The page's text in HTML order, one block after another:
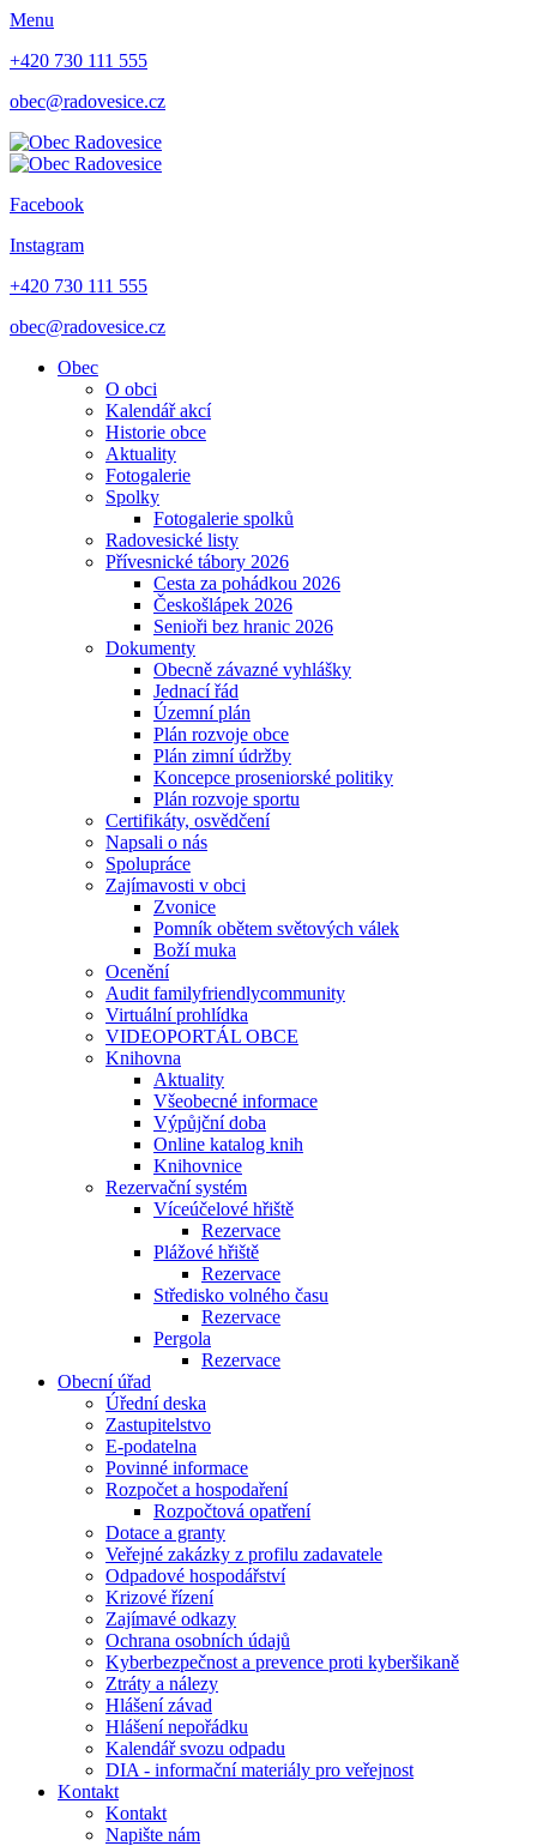
Menu
+420 730 111 555
obec@radovesice.cz
Facebook
Instagram
+420 730 111 555
obec@radovesice.cz
Obec
O obci
Kalendář akcí
Historie obce
Aktuality
Fotogalerie
Spolky
Fotogalerie spolků
Radovesické listy
Přívesnické tábory 2026
Cesta za pohádkou 2026
Českošlápek 2026
Senioři bez hranic 2026
Dokumenty
Obecně závazné vyhlášky
Jednací řád
Územní plán
Plán rozvoje obce
Plán zimní údržby
Koncepce proseniorské politiky
Plán rozvoje sportu
Certifikáty, osvědčení
Napsali o nás
Spolupráce
Zajímavosti v obci
Zvonice
Pomník obětem světových válek
Boží muka
Ocenění
Audit familyfriendlycommunity
Virtuální prohlídka
VIDEOPORTÁL OBCE
Knihovna
Aktuality
Všeobecné informace
Výpůjční doba
Online katalog knih
Knihovnice
Rezervační systém
Víceúčelové hřiště
Rezervace
Plážové hřiště
Rezervace
Středisko volného času
Rezervace
Pergola
Rezervace
Obecní úřad
Úřední deska
Zastupitelstvo
E-podatelna
Povinné informace
Rozpočet a hospodaření
Rozpočtová opatření
Dotace a granty
Veřejné zakázky z profilu zadavatele
Odpadové hospodářství
Krizové řízení
Zajímavé odkazy
Ochrana osobních údajů
Kyberbezpečnost a prevence proti kyberšikaně
Ztráty a nálezy
Hlášení závad
Hlášení nepořádku
Kalendář svozu odpadu
DIA - informační materiály pro veřejnost
Kontakt
Kontakt
Napište nám